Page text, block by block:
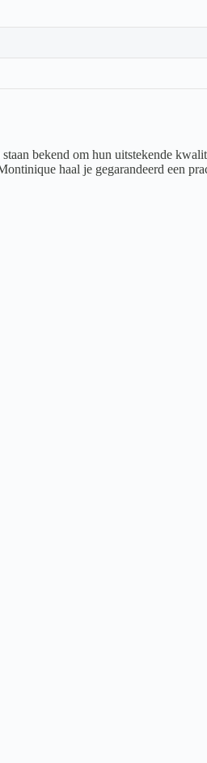
bekend om hun uitstekende
haal je gegarandeerd een